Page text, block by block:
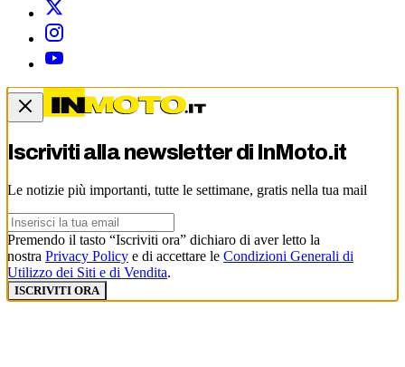
Iscriviti alla newsletter di InMoto.it
Le notizie più importanti, tutte le settimane, gratis nella tua mail
Premendo il tasto “Iscriviti ora” dichiaro di aver letto la
nostra Privacy Policy e di accettare le Condizioni Generali di
Utilizzo dei Siti e di Vendita.
ISCRIVITI ORA